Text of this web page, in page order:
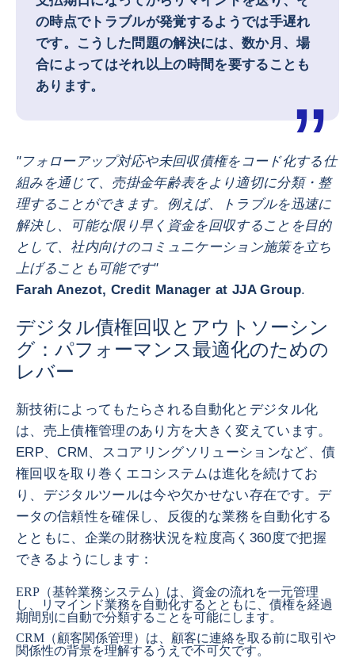
の時点でトラブルが発覚するようでは手遅れ
です。こうした問題の解決には、数か月、場
合によってはそれ以上の時間を要することも
あります。
"フォローアップ対応や未回収債権をコード化する仕
組みを通じて、売掛金年齢表をより適切に分類・整
理することができます。例えば、トラブルを迅速に
解決し、可能な限り早く資金を回収することを目的
として、社内向けのコミュニケーション施策を立ち
上げることも可能です"
Farah Anezot, Credit Manager at JJA Group.
デジタル債権回収とアウトソーシン
グ：パフォーマンス最適化のための
レバー
新技術によってもたらされる自動化とデジタル化
は、売上債権管理のあり方を大きく変えています。
ERP、CRM、スコアリングソリューションなど、債
権回収を取り巻くエコシステムは進化を続けてお
り、デジタルツールは今や欠かせない存在です。デ
ータの信頼性を確保し、反復的な業務を自動化する
とともに、企業の財務状況を粒度高く360度で把握
できるようにします：
ERP（基幹業務システム）は、資金の流れを一元管理
し、リマインド業務を自動化するとともに、債権を経過
期間別に自動で分類することを可能にします。
CRM（顧客関係管理）は、顧客に連絡を取る前に取引や
関係性の背景を理解するうえで不可欠です。